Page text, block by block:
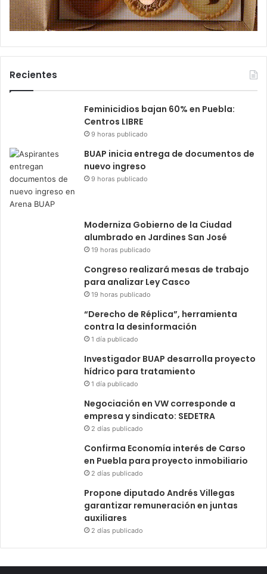
Recientes
Feminicidios bajan 60% en Puebla:
Centros LIBRE
9 horas publicado
BUAP inicia entrega de documentos de
nuevo ingreso
9 horas publicado
Moderniza Gobierno de la Ciudad
alumbrado en Jardines San José
19 horas publicado
Congreso realizará mesas de trabajo
para analizar Ley Casco
19 horas publicado
“Derecho de Réplica”, herramienta
contra la desinformación
1 día publicado
Investigador BUAP desarrolla proyecto
hídrico para tratamiento
1 día publicado
Negociación en VW corresponde a
empresa y sindicato: SEDETRA
2 días publicado
Confirma Economía interés de Carso
en Puebla para proyecto inmobiliario
2 días publicado
Propone diputado Andrés Villegas
garantizar remuneración en juntas
auxiliares
2 días publicado